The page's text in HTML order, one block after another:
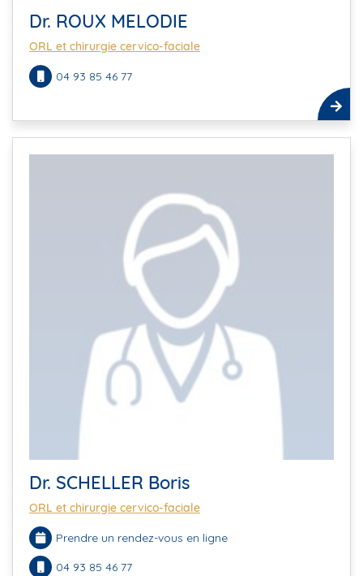
Dr. ROUX MELODIE
ORL et chirurgie cervico-faciale
04 93 85 46 77
Dr. SCHELLER Boris
ORL et chirurgie cervico-faciale
Prendre un rendez-vous en ligne
04 93 85 46 77